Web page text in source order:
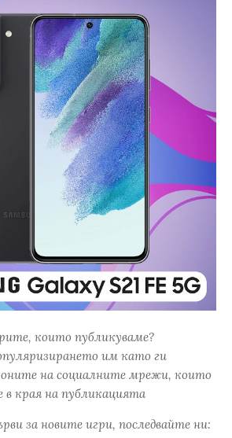
които публикуваме?
им като ги
на социалните мрежи, които
края на публикацията
за новите игри, последвайте ни: